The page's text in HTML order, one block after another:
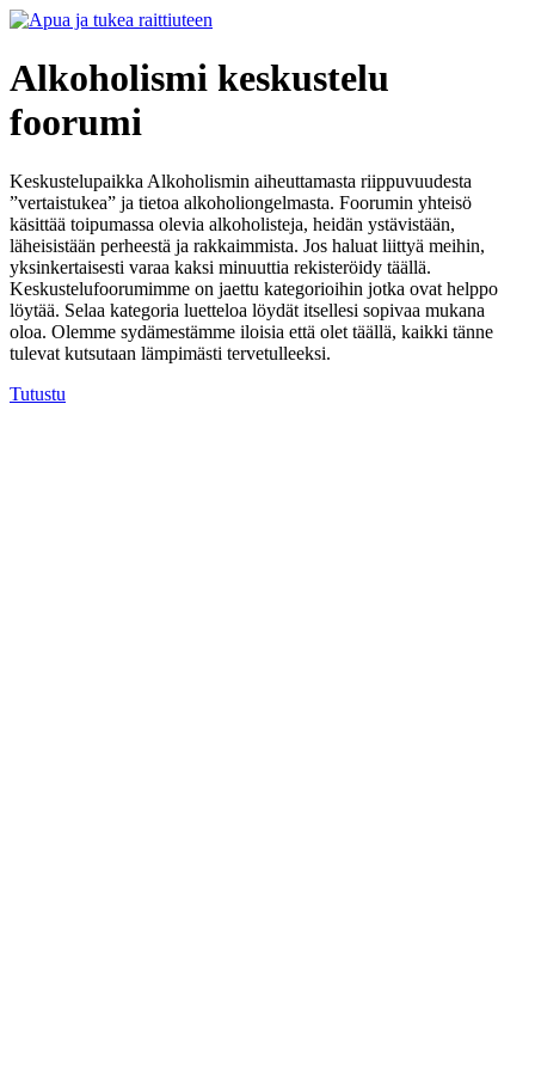
Alkoholismi keskustelu
foorumi
Keskustelupaikka Alkoholismin aiheuttamasta riippuvuudesta
”vertaistukea” ja tietoa alkoholiongelmasta. Foorumin yhteisö
käsittää toipumassa olevia alkoholisteja, heidän ystävistään,
läheisistään perheestä ja rakkaimmista. Jos haluat liittyä meihin,
yksinkertaisesti varaa kaksi minuuttia rekisteröidy täällä.
Keskustelufoorumimme on jaettu kategorioihin jotka ovat helppo
löytää. Selaa kategoria luetteloa löydät itsellesi sopivaa mukana
oloa. Olemme sydämestämme iloisia että olet täällä, kaikki tänne
tulevat kutsutaan lämpimästi tervetulleeksi.
Tutustu